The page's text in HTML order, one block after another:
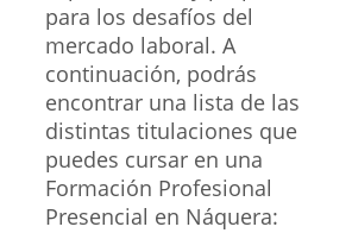
para los desafíos del
mercado laboral. A
continuación, podrás
encontrar una lista de las
distintas titulaciones que
puedes cursar en una
Formación Profesional
Presencial en Náquera: